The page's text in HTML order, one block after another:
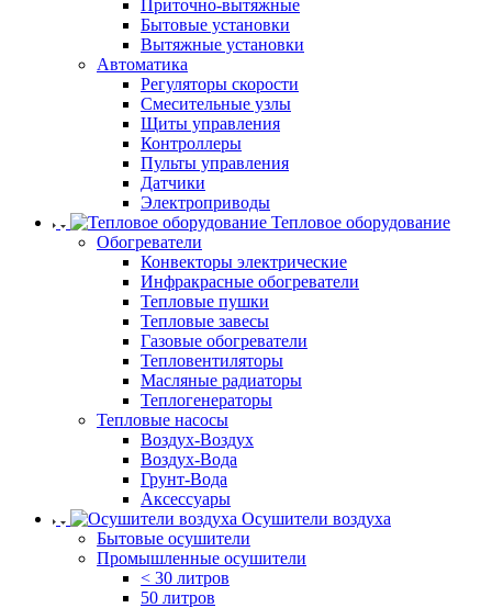
Приточно-вытяжные
Бытовые установки
Вытяжные установки
Автоматика
Регуляторы скорости
Смесительные узлы
Щиты управления
Контроллеры
Пульты управления
Датчики
Электроприводы
Тепловое оборудование
Обогреватели
Конвекторы электрические
Инфракрасные обогреватели
Тепловые пушки
Тепловые завесы
Газовые обогреватели
Тепловентиляторы
Масляные радиаторы
Теплогенераторы
Тепловые насосы
Воздух-Воздух
Воздух-Вода
Грунт-Вода
Аксессуары
Осушители воздуха
Бытовые осушители
Промышленные осушители
< 30 литров
50 литров